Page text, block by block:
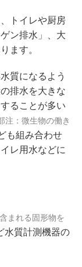
トイレや厨房
ン排水」、大
ます。
質になるよう
排水を大きな
ることが多い
注：微生物の働き
も組み合わせ
レ用水などに
まれる固形物を
水質計測機器の